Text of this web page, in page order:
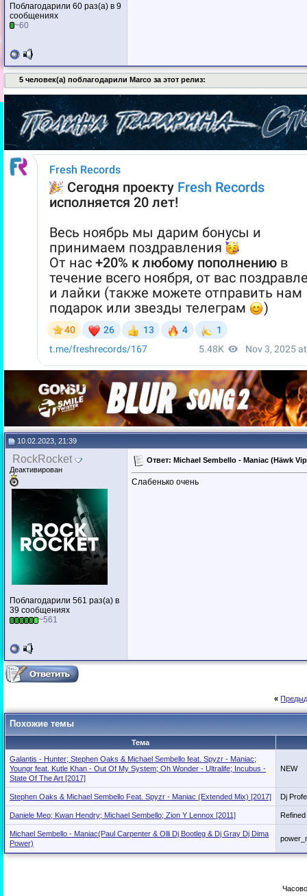
Поблагодарили 60 раз(а) в 9
сообщениях
~60
5 человек(а) поблагодарили Marco за этот релиз:
10.02.2023, 21:39
RockRocket
Деактивирован
Поблагодарили 561 раз(а) в
39 сообщениях
~561
Ответ: Michael Sembello - Maniac (Häwk
Слабенько очень
«
Похожие темы
Тема
Galantis - Hunter; Stephen Oaks & Michael Sembello feat. Spyzr - Maniac;
Youngr feat. Kutle Khan - Out Of My System; Oh Wonder - Ultralife; Incubus -
State Of The Art [2017]
NEW
Stephen Oaks & Michael Sembello Feat. Spyzr - Maniac (Extended Mix) [2017] Dj
Daniele Meo; Kwan Hendry; Michael Sembello; Zion Y Lennox [2011]
Michael Sembello - Maniac(Paul Carpenter & Olli Dj Bootleg & Dj Gray Dj Dima
Power)